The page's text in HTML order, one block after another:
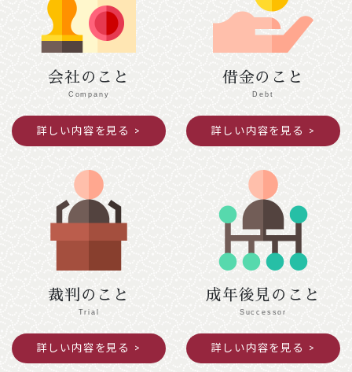
令和７年１２月２７日（土）～令和８年１月４
日（日）閉館します。
2025年11月25日
令和７年度京都司法書士会新人研修の御案内
391.5KB
2025年10月09日
民法（遺言関係）等の改正に関する中間試案
会社のこと
Company
詳しい内容を見る
借金のこと
Debt
詳しい内容を見る
裁判のこと
Trial
詳しい内容を見る
成年後見のこと
Successor
詳しい内容を見る